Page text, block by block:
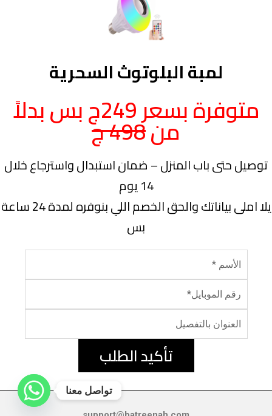
لمبة البلوتوث السحرية
متوفرة بسعر 249ج بس بدلاً
من498 ج
توصيل حتى باب المنزل – ضمان استبدال واسترجاع خلال
14 يوم
يلا املى بياناتك والحق الخصم اللي بنوفره لمدة 24 ساعة
بس
تأكيد الطلب
تواصل معنا